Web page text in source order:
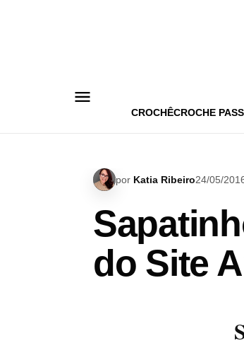
CROCHÊCROCHE
por Katia Ribeiro24/05/
do Site